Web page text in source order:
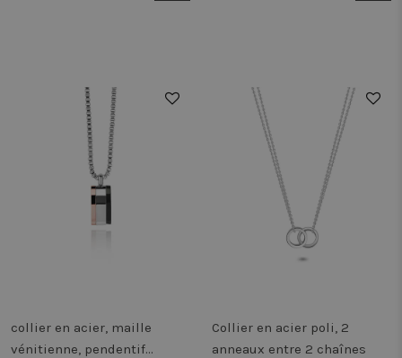
collier en acier, maille
vénitienne, pendentif
Collier en acier poli, 2
anneaux entre 2 chaînes